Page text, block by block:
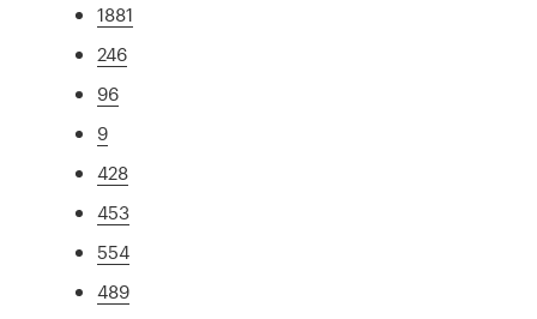
1881
246
96
9
428
453
554
489